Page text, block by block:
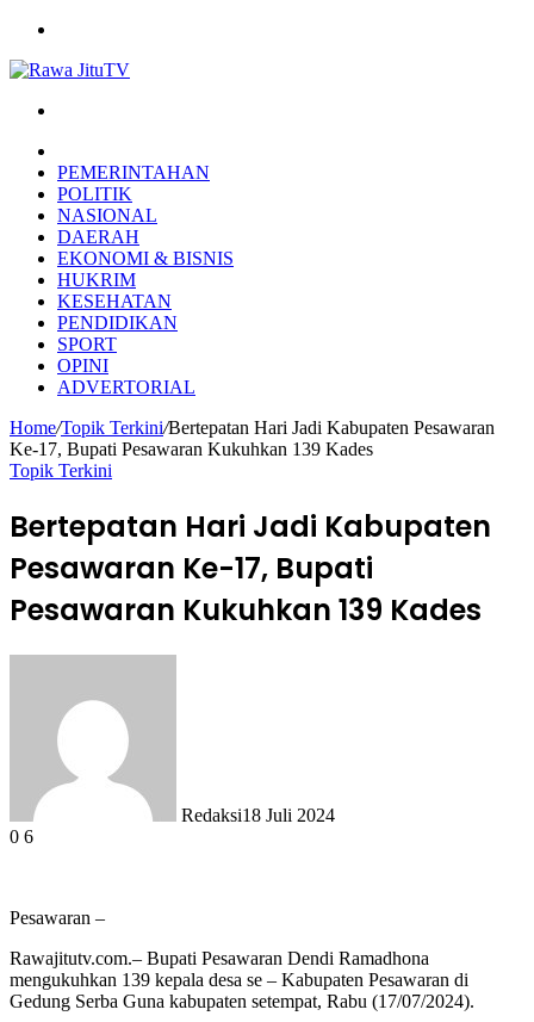
PEMERINTAHAN
POLITIK
NASIONAL
DAERAH
EKONOMI & BISNIS
HUKRIM
KESEHATAN
PENDIDIKAN
SPORT
OPINI
ADVERTORIAL
Home/Topik Terkini/Bertepatan Hari Jadi Kabupaten Pesawaran
Ke-17, Bupati Pesawaran Kukuhkan 139 Kades
Topik Terkini
Bertepatan Hari Jadi Kabupaten
Pesawaran Ke-17, Bupati
Pesawaran Kukuhkan 139 Kades
Redaksi18 Juli 2024
0 6
Pesawaran –
Rawajitutv.com.– Bupati Pesawaran Dendi Ramadhona
mengukuhkan 139 kepala desa se – Kabupaten Pesawaran di
Gedung Serba Guna kabupaten setempat, Rabu (17/07/2024).